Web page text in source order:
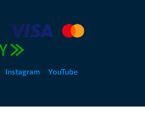
Instagram YouTube